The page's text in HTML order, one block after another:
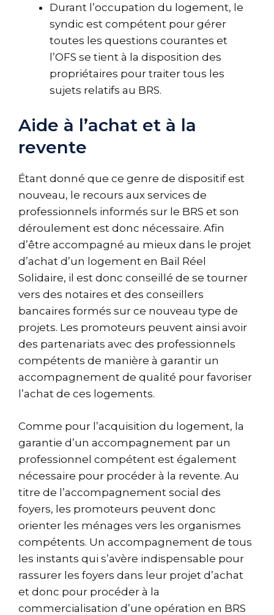
Durant l’occupation du logement, le
syndic est compétent pour gérer
toutes les questions courantes et
l’OFS se tient à la disposition des
propriétaires pour traiter tous les
sujets relatifs au BRS.
Aide à l’achat et à la
revente
Étant donné que ce genre de dispositif est
nouveau, le recours aux services de
professionnels informés sur le BRS et son
déroulement est donc nécessaire. Afin
d’être accompagné au mieux dans le projet
d’achat d’un logement en Bail Réel
Solidaire, il est donc conseillé de se tourner
vers des notaires et des conseillers
bancaires formés sur ce nouveau type de
projets. Les promoteurs peuvent ainsi avoir
des partenariats avec des professionnels
compétents de manière à garantir un
accompagnement de qualité pour favoriser
l’achat de ces logements.
Comme pour l’acquisition du logement, la
garantie d’un accompagnement par un
professionnel compétent est également
nécessaire pour procéder à la revente. Au
titre de l’accompagnement social des
foyers, les promoteurs peuvent donc
orienter les ménages vers les organismes
compétents. Un accompagnement de tous
les instants qui s’avère indispensable pour
rassurer les foyers dans leur projet d’achat
et donc pour procéder à la
commercialisation d’une opération en BRS